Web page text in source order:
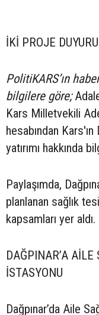
İKİ PROJE
PolitiKARS’ın
bilgilere göre;
Kars Milletvekili
hesabından
yatırımı hakkında
Paylaşımda,
planlanan sağlık
kapsamları yer aldı.
DAĞPINAR’A
İSTASYONU
Dağpınar’da Aile